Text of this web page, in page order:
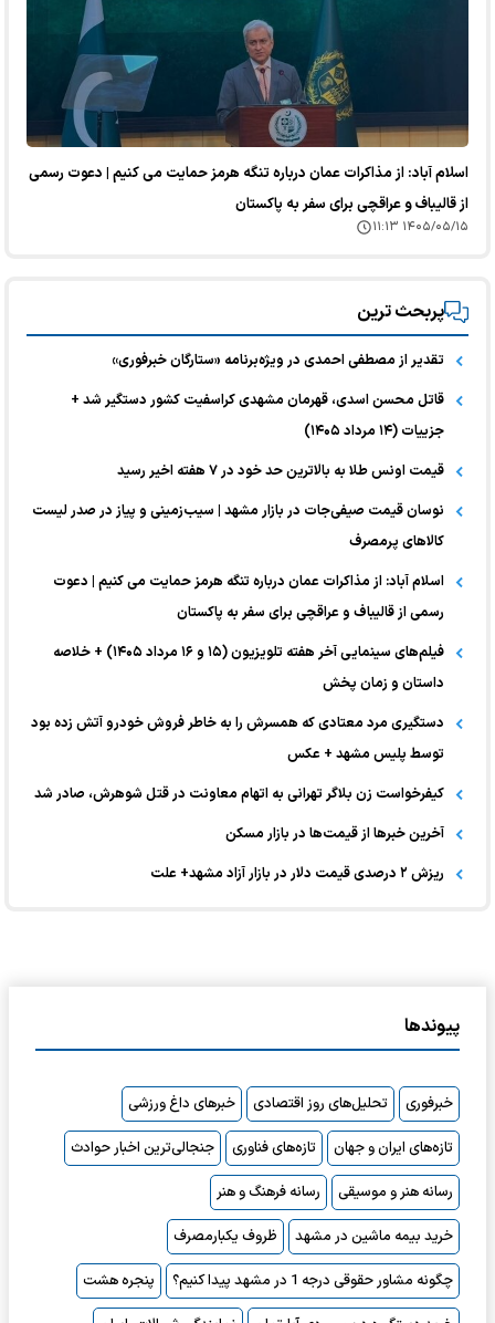
اسلام آباد: از مذاکرات عمان درباره تنگه هرمز حمایت می کنیم | دعوت رسمی
از قالیباف و عراقچی برای سفر به پاکستان
۱۴۰۵/۰۵/۱۵ ۱۱:۱۳
پربحث ترین
تقدیر از مصطفی احمدی در ویژه‌برنامه «ستارگان خبرفوری»
قاتل محسن اسدی، قهرمان مشهدی کراسفیت کشور دستگیر شد +
جزییات (۱۴ مرداد ۱۴۰۵)
قیمت اونس طلا به بالاترین حد خود در ۷ هفته اخیر رسید
نوسان قیمت صیفی‌جات در بازار مشهد | سیب‌زمینی و پیاز در صدر لیست
کالا‌های پرمصرف
اسلام آباد: از مذاکرات عمان درباره تنگه هرمز حمایت می کنیم | دعوت
رسمی از قالیباف و عراقچی برای سفر به پاکستان
فیلم‌های سینمایی آخر هفته تلویزیون (۱۵ و ۱۶ مرداد ۱۴۰۵) + خلاصه
داستان و زمان پخش
دستگیری مرد معتادی که همسرش را به خاطر فروش خودرو آتش زده بود
توسط پلیس مشهد + عکس
کیفرخواست زن بلاگر تهرانی به اتهام معاونت در قتل شوهرش، صادر شد
آخرین خبر‌ها از قیمت‌ها در بازار مسکن
ریزش ۲ درصدی قیمت دلار در بازار آزاد مشهد+ علت
پیوندها
خبرفوری تحلیل‌های روز اقتصادی
خبرهای داغ ورزشی
تازه‌های ایران و جهان
تازه‌های فناوری
جنجالی‌ترین اخبار حوادث
رسانه هنر و موسیقی
رسانه فرهنگ و هنر
خرید بیمه ماشین در مشهد
ظروف یکبارمصرف
چگونه مشاور حقوقی درجه 1 در مشهد پیدا کنیم؟
پنجره هشت